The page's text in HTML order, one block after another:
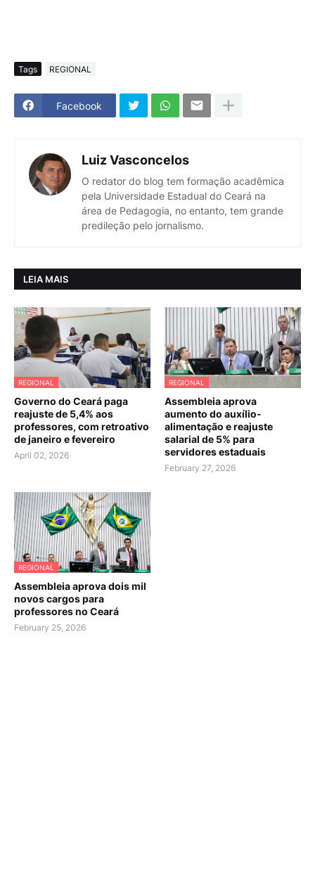
Tags REGIONAL
Facebook
Luiz Vasconcelos
O redator do blog tem formação acadêmica
pela Universidade Estadual do Ceará na
área de Pedagogia, no entanto, tem grande
predileção pelo jornalismo.
LEIA MAIS
REGIONAL
Governo do Ceará paga
reajuste de 5,4% aos
professores, com retroativo
de janeiro e fevereiro
April 02, 2026
REGIONAL
Assembleia aprova
aumento do auxílio-
alimentação e reajuste
salarial de 5% para
servidores estaduais
February 27, 2026
REGIONAL
Assembleia aprova dois mil
novos cargos para
professores no Ceará
February 25, 2026